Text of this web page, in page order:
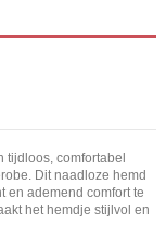
tijdloos, comfortabel
Dit naadloze hemd
en ademend comfort te
het hemdje stijlvol en